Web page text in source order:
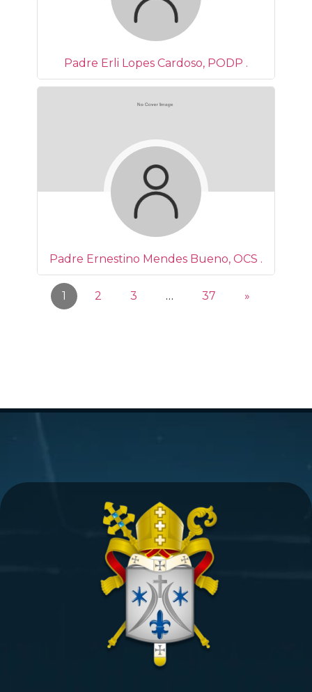
Padre Erli Lopes Cardoso, PODP .
Padre Ernestino Mendes Bueno, OCS .
1 2 3 … 37 »